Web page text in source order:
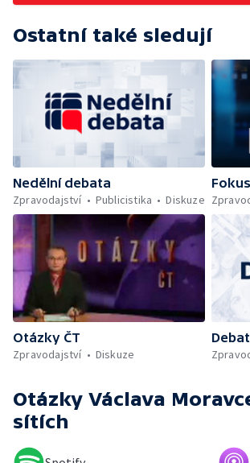
Ostatní také sledují
Nedělní debata
Zpravodajství
Publicistika Diskuze
Otázky ČT
Zpravodajství
Diskuze
Otázky Václava
sítích